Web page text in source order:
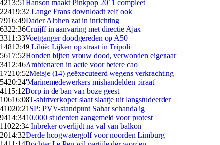
4213:51Hanson maakt Pinkpop 2011 compleet
22419:32 Lange Frans downloadt zelf ook
7916:49Dader Alphen zat in inrichting
6322:36Cruijff in aanvaring met directie Ajax
3311:33Voetganger doodgereden op A50
14812:49 Libië: Lijken op straat in Tripoli
5617:52Honden bijten vrouw dood, verwonden eigenaar
3412:46Ambtenaren in actie voor betere cao
17210:52Meisje (14) geëxecuteerd wegens verkrachting
5420:24'Marinemedewerkers mishandelden piraat'
4115:12Dorp in de ban van boze geest
10616:08T-shirtverkoper slaat slaatje uit langstudeerder
41020:21 SP: PVV-standpunt Sahar schandalig
9414:3410.000 studenten aangemeld voor protest
11022:34 Inbreker overlijdt na val van balkon
2014:32Derde hoogwatergolf voor noorden Limburg